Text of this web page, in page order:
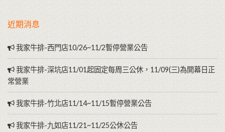
近期消息
我家牛排-西門店10/26~11/2暫停營業公告
我家牛排-深坑店11/01起固定每周三公休，11/09(三)為開幕日正
常營業
我家牛排-竹北店11/14~11/15暫停營業公告
我家牛排-九如店11/21~11/25公休公告